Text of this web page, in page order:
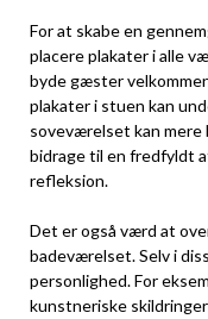
For at skabe en
placere plakater i alle
byde gæster
plakater i stuen kan
soveværelset kan
bidrage til en fredfyldt
refleksion.
Det er også værd at
badeværelset. Selv i
personlighed. For
kunstneriske